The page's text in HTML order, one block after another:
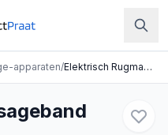
apparaten/ Elektrisch Rugmassageband Warmte Trillingen